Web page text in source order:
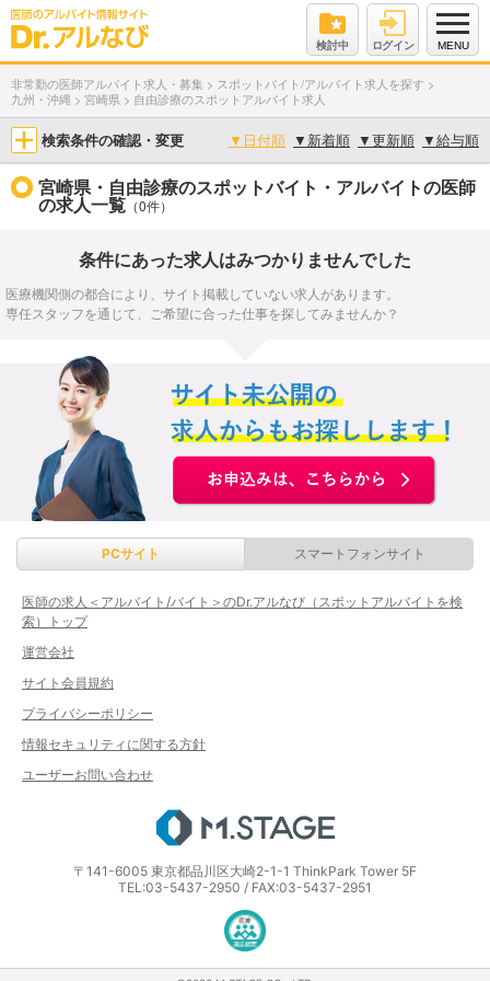
検討中 ログイン MENU
非常勤の医師アルバイト求人・募集 > スポットバイト/アルバイト求人を探す >
九州・沖縄 > 宮崎県 > 自由診療のスポットアルバイト求人
検索条件の確認・変更 ▼ 日付順 ▼ 新着順 ▼更新順 ▼給与順
宮崎県・自由診療のスポットバイト・アルバイトの医師
の求人一覧 （0件）
条件にあった求人はみつかりませんでした
医療機関側の都合により、サイト掲載していない求人があります。
専任スタッフを通じて、ご希望に合った仕事を探してみませんか？
PCサイト スマートフォンサイト
医師の求人＜アルバイト/バイト＞のDr.アルなび（スポットアルバイトを検
索）トップ
運営会社
サイト会員規約
プライバシーポリシー
情報セキュリティに関する方針
ユーザーお問い合わせ
〒141-6005 東京都品川区大崎2-1-1 ThinkPark Tower 5F
TEL:03-5437-2950 / FAX:03-5437-2951